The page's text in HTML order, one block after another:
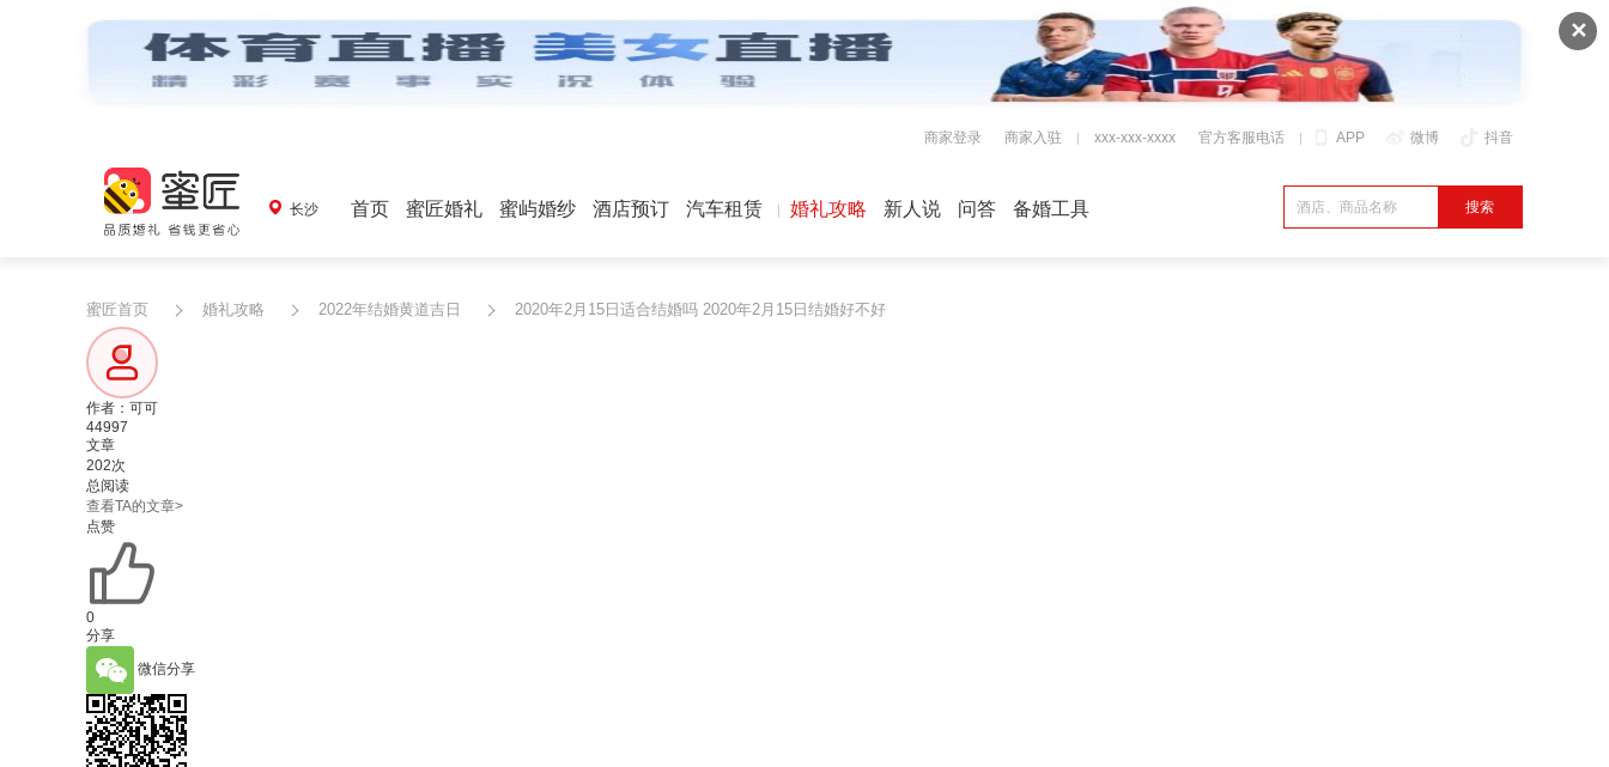
✕
APP 微博 抖音
商家登录 商家入驻 xxx-xxx-xxxx 官方客服电话
长沙 首页 蜜匠婚礼 蜜屿婚纱 酒店预订 汽车租赁 婚礼攻略 新人说 问答 备婚工具
蜜匠首页 婚礼攻略 2022年结婚黄道吉日 2020年2月15日适合结婚吗 2020年2月15日结婚好不好
作者：可可
44997
文章
202次
总阅读
查看TA的文章>
点赞
0
分享
微信分享